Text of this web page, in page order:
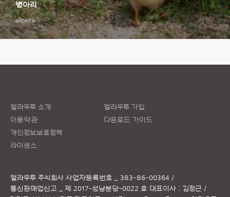
allowto
병아리
얼라우투 소개
이용약관
개인정보보호정책
라이센스
얼라우투 가입
다운로드 가이드
얼라우투 주식회사 사업자등록번호 _ 383-86-00364 /
통신판매업신고 _ 제 2017-성남분당-0022 호 대표이사 : 김정근 /